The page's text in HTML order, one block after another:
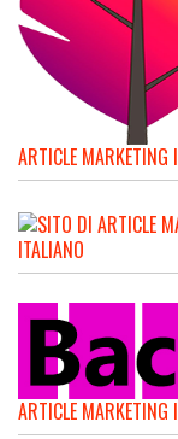
ARTICLE MARKETING
ITALIANO
ARTICLE MARKETING